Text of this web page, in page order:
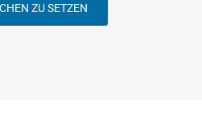
ZU SETZEN